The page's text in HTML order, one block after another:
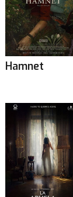
Hamnet